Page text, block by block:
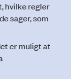
hvilke regler
sager, som
er muligt at